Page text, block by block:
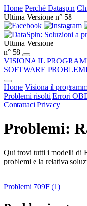
Home Perchè Dataspin
Ultima Versione n° 58
Ultima Versione
n° 58
VISIONA IL
SOFTWARE
Home Visiona il
Problemi risolti Errori
Contattaci Privacy
Problemi:
Qui trovi tutti i modelli di
problemi e la relativa
Problemi 709F (1)